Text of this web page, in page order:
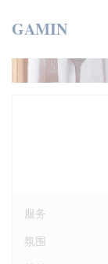
GAMIN
服务
氛围